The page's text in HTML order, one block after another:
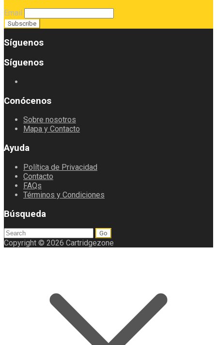
Email
Síguenos
Síguenos
Conócenos
Sobre nosotros
Mapa y Contacto
Ayuda
Política de Privacidad
Contacto
FAQs
Términos y Condiciones
Búsqueda
Search
for:
Copyright © 2026 Cartridgezone